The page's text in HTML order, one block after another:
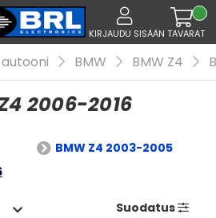
KIRJAUDU SISÄÄN TAVARAT
BMW BMW Z4
2006-2016
BMW Z4 2003-2005
Suodatus